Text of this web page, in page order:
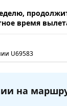
время
U69583
на